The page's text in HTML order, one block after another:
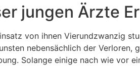
jungen Ärzte
von ihnen Vierundzwanzig
nebensächlich der Verloren,
Solange einige nach wie vor